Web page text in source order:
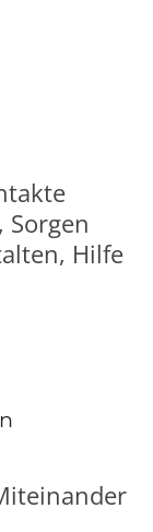
Hilfe